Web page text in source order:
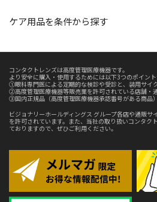
ケア用品を条件から探す
コンタクトレンズは高度管理医療機器です。
より安全に購入・使用するためには以下3つのポイント
①眼科専門医による定期的な検診や受診と、装用サイ
②高度管理医療機器等販売業を許可されている店舗・
③国内正規品（高度管理医療機器承認番号がある商品
ビジョナリーホールディングス グループ各店や通販
を許可されています。また、当社の取り扱いコンタク
ておりますので、ぜひご利用ください。